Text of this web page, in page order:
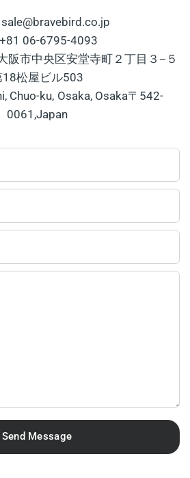
06-6795-4093
阪市中央区安堂寺町２丁目３−５
18松屋ビル503
Chuo-ku, Osaka, Osaka〒542-
0061,Japan
Send Message